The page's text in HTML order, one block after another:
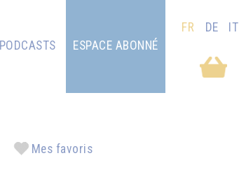
PODCASTS ESPACE ABONNÉ
FR DE IT
Mes favoris